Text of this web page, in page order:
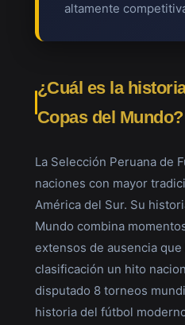
altamente
¿Cuál es la
Copas del Mundo?
La Selección Peruana de
naciones con mayor
América del Sur. Su
Mundo combina
extensos de ausencia que
clasificación un hito
disputado 8 torneos
historia del fútbol